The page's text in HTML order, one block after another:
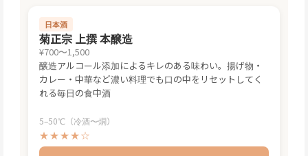
日本酒
菊正宗 上撰 本醸造
¥700〜1,500
醸造アルコール添加によるキレのある味わい。揚げ物・
カレー・中華など濃い料理でも口の中をリセットしてく
れる毎日の食中酒
5–50℃（冷酒〜燗）
★★★★☆